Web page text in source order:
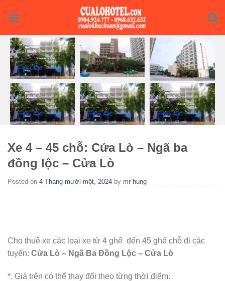
Xe 4 – 45 chỗ: Cửa Lò – Ngã ba
đồng lộc – Cửa Lò
Posted on 4 Tháng mười một, 2024 by mr hung
Cho thuê xe các loại xe từ 4 ghế đến 45 ghế chỗ đi các
tuyến: Cửa Lò – Ngã Ba Đồng Lộc – Cửa Lò
*. Giá trên có thể thay đổi theo từng thời điểm.